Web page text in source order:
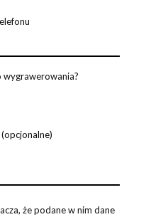
wygrawerowania?
że podane w nim dane